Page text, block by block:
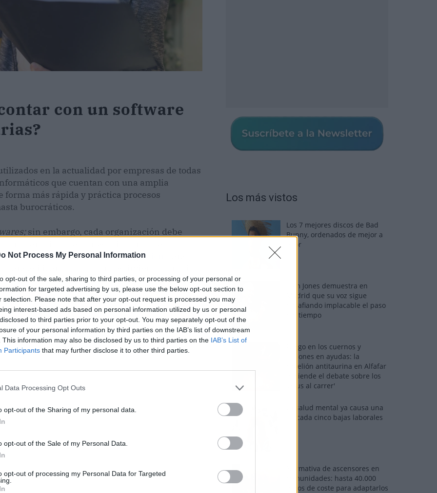
Not Process My Personal Information
opt-out of the sale, sharing to third parties, or processing of your personal or
for targeted advertising by us, please use the below opt-out section to
selection. Please note that after your opt-out request is processed you may
interest-based ads based on personal information utilized by us or personal
to third parties prior to your opt-out. You may separately opt-out of the
of your personal information by third parties on the IAB’s list of downstream
This information may also be disclosed by us to third parties on the IAB’s List of
Participants that may further disclose it to other third parties.
Data Processing Opt Outs
opt-out of the Sharing of my personal data.
opt-out of the Sale of my Personal Data.
opt-out of processing my Personal Data for Targeted
con un software
en la actualidad por empresas de todas
que cuentan con una amplia
más rápida y práctica procesos
burocráticos.
sin embargo, cada organización debe
de su negocio para que todo
ofrece unsoftwarede gestión
agilizar todos los procedimientos propios
Los más vistos
Los 7 mejores discos de Bad
Bunny, ordenados de mejor a
peor
Tom Jones demuestra en
Madrid que su voz sigue
desafiando implacable el paso
del tiempo
Fuego en los cuernos y
millones en ayudas: la
rebelión antitaurina en Alfafar
enciende el debate sobre los
'bous al carrer'
La salud mental ya causa una
de cada cinco bajas laborales
Normativa de ascensores en
comunidades: hasta 40.000
euros de coste para adaptarlos